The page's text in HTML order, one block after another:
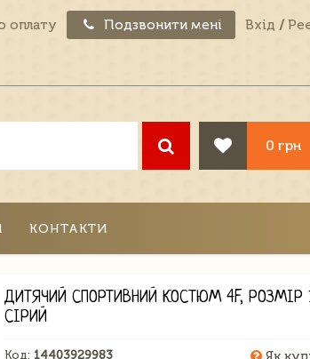
оплату Подзвонити мені Вхід /
0 грн
КОНТАКТИ
ДИТЯЧИЙ СПОРТИВНИЙ КОСТЮМ 4F, РОЗМІР
СІРИЙ
Код: 14403929983